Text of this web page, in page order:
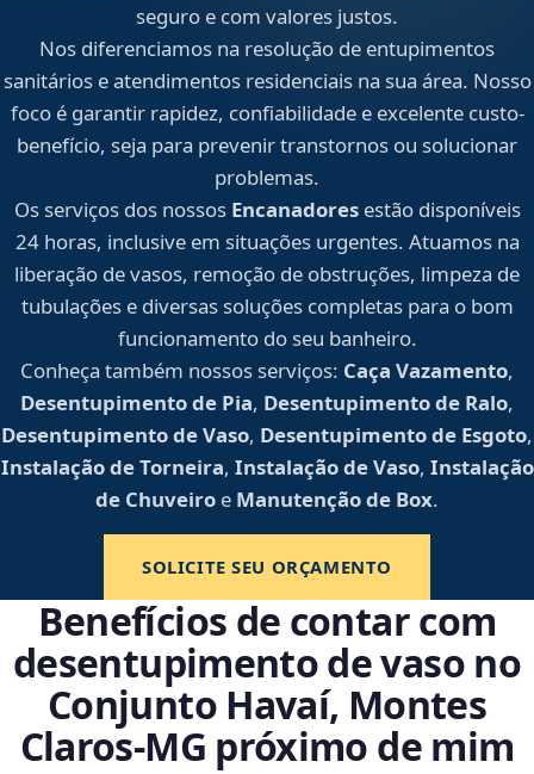
seguro e com valores justos.
Nos diferenciamos na resolução de entupimentos
sanitários e atendimentos residenciais na sua área. Nosso
foco é garantir rapidez, confiabilidade e excelente custo-
benefício, seja para prevenir transtornos ou solucionar
problemas.
Os serviços dos nossos Encanadoresestão disponíveis
24 horas, inclusive em situações urgentes. Atuamos na
liberação de vasos, remoção de obstruções, limpeza de
tubulações e diversas soluções completas para o bom
funcionamento do seu banheiro.
Conheça também nossos serviços: Caça Vazamento,
Desentupimento de Pia, Desentupimento de Ralo,
Desentupimento de Vaso, Desentupimento de Esgoto,
Instalação de Torneira, Instalação de Vaso, Instalação
de Chuveiro e Manutenção de Box.
SOLICITE SEU ORÇAMENTO
Benefícios de contar com
desentupimento de vaso no
Conjunto Havaí, Montes
Claros‑MG próximo de mim